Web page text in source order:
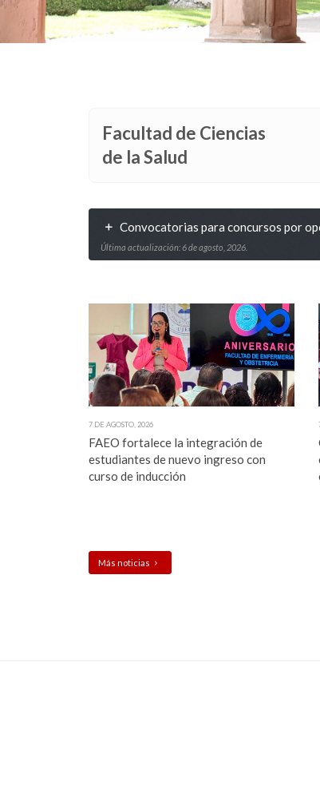
Facultad de Ciencias
de la Salud
Convocatorias para concursos por
Última actualización: 6 de agosto, 2026.
7 DE AGOSTO, 2026
FAEO fortalece la integración de
estudiantes de nuevo ingreso con
curso de inducción
Más noticias